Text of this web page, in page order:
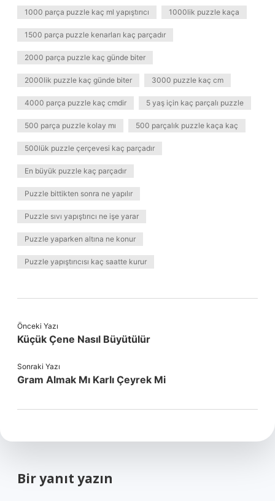
1000 parça puzzle kaç ml yapıştırıcı 1000lik puzzle kaça
1500 parça puzzle kenarları kaç parçadır
2000 parça puzzle kaç günde biter
2000lik puzzle kaç günde biter 3000 puzzle kaç cm
4000 parça puzzle kaç cmdir 5 yaş için kaç parçalı puzzle
500 parça puzzle kolay mı 500 parçalık puzzle kaça kaç
500lük puzzle çerçevesi kaç parçadır
En büyük puzzle kaç parçadır
Puzzle bittikten sonra ne yapılır
Puzzle sıvı yapıştırıcı ne işe yarar
Puzzle yaparken altına ne konur
Puzzle yapıştırıcısı kaç saatte kurur
Önceki Yazı
Küçük Çene Nasıl Büyütülür
Sonraki Yazı
Gram Almak Mı Karlı Çeyrek Mi
Bir yanıt yazın